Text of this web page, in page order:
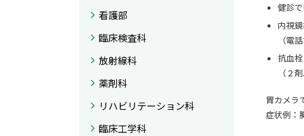
看護部
臨床検査科
放射線科
薬剤科
リハビリテーション科
臨床工学科
健診
内視
（電
抗血
（２
胃カメラ
症状例：